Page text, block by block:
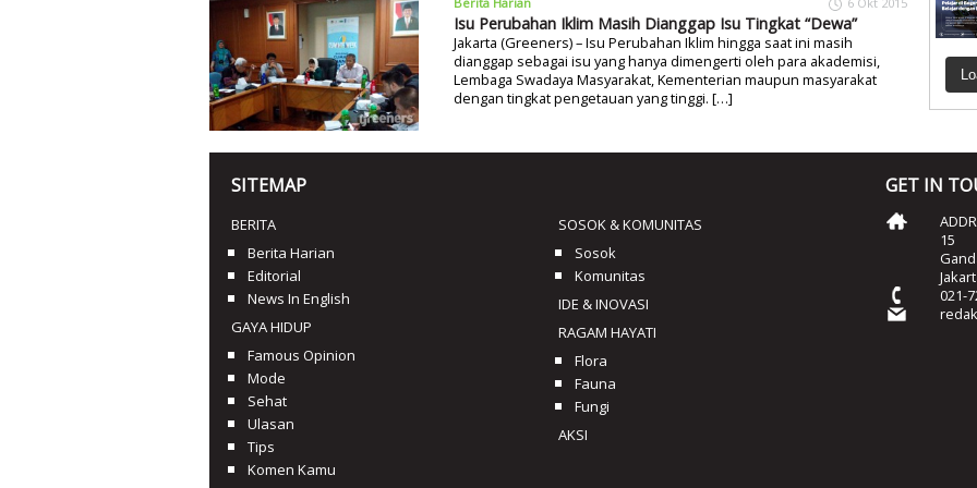
Isu Perubahan Iklim Masih Dianggap Isu Tingkat “Dewa”
Jakarta (Greeners) – Isu Perubahan Iklim hingga saat ini masih
dianggap sebagai isu yang hanya dimengerti oleh para akademisi,
Lembaga Swadaya Masyarakat, Kementerian maupun masyarakat
dengan tingkat pengetauan yang tinggi. […]
SITEMAP
BERITA
Berita Harian
Editorial
News In English
GAYA HIDUP
Famous Opinion
Mode
Sehat
Ulasan
Tips
Komen Kamu
SOSOK & KOMUNITAS
Sosok
Komunitas
IDE & INOVASI
RAGAM HAYATI
Flora
Fauna
Fungi
AKSI
GET IN
15
021-